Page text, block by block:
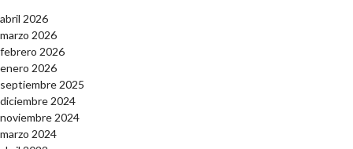
abril 2026
marzo 2026
febrero 2026
enero 2026
septiembre 2025
diciembre 2024
noviembre 2024
marzo 2024